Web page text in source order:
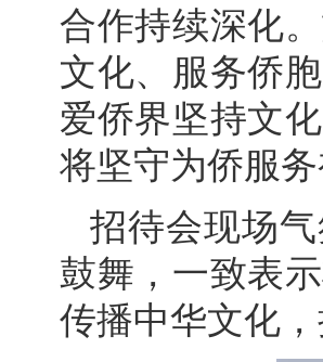
合作持续深化
文化、服务侨
爱侨界坚持文
将坚守为侨服
招待会现场
鼓舞，一致表
传播中华文化